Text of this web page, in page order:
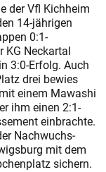
der Vfl Kichheim
14-jährigen
0:1-
KG Neckartal
3:0-Erfolg. Auch
drei bewies
einem Mawashi
ihm einen 2:1-
einbrachte.
Nachwuchs­
mit dem
sichern.